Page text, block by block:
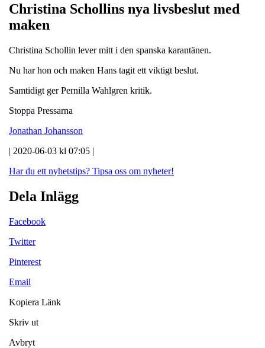
Christina Schollins nya livsbeslut med
maken
Christina Schollin lever mitt i den spanska karantänen.
Nu har hon och maken Hans tagit ett viktigt beslut.
Samtidigt ger Pernilla Wahlgren kritik.
Stoppa Pressarna
Jonathan Johansson
| 2020-06-03 kl 07:05 |
Har du ett nyhetstips? Tipsa oss om nyheter!
Dela Inlägg
Facebook
Twitter
Pinterest
Email
Kopiera Länk
Skriv ut
Avbryt